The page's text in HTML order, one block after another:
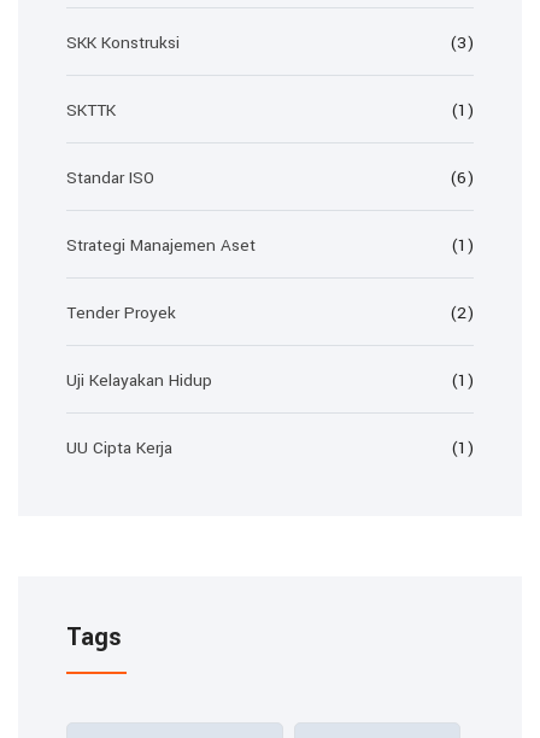
SKK Konstruksi (3)
SKTTK (1)
Standar ISO (6)
Strategi Manajemen Aset (1)
Tender Proyek (2)
Uji Kelayakan Hidup (1)
UU Cipta Kerja (1)
Tags